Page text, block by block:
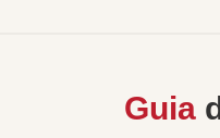
Guia